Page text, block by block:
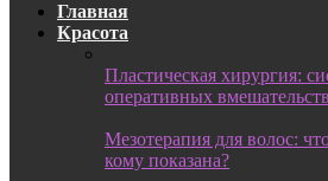
Главная
Красота
Пластическая хирургия:
оперативных
Мезотерапия для волос:
кому показана?